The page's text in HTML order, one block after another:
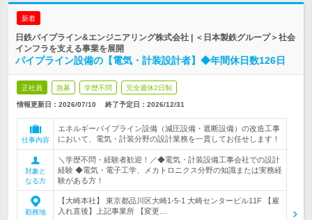
新着
日鉄パイプライン&エンジニアリング株式会社 | ＜日本製鉄グループ＞社会
インフラを支える事業を展開
パイプライン設備の【電気・計装設計者】◆年間休日数126日
正社員 急募 学歴不問 完全週休2日制
情報更新日：2026/07/10 終了予定日： 2026/12/31
仕事内容
エネルギーパイプライン設備（減圧設備・遮断設備）の改造工事
において、電気・計装分野の設計業務を一貫してお任せします！
対象と
なる方
＼学歴不問・経験者歓迎！／◆電気・計装設備工事会社での設計
経験 ◆電気・電子工学、メカトロニクス分野の知識または実務経
験がある方！
勤務地
【大崎本社】 東京都品川区大崎1-5-1 大崎センタービル11F 【雇
入れ直後】上記事業所 【変更…